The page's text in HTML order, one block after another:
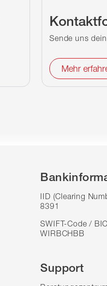
Sende uns
Mehr
IID (Clearing
8391
SWIFT-Code / BIC
WIRBCHBB
Support